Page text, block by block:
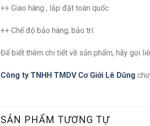
++ Giao hàng , lắp đặt toàn quốc
++ Chế độ bảo hàng, bảo trì.
Để biết thêm chi tiết về sản phẩm, hãy gọi
Công ty TNHH TMDV Cơ Giới Lê Dũng
SẢN PHẨM TƯƠNG TỰ